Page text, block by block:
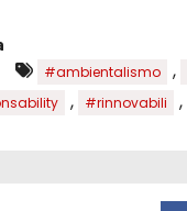
#ambientalismo ,
, #rinnovabili ,